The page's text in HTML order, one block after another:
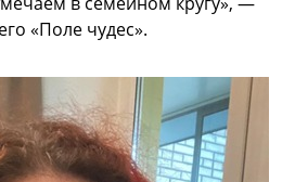
«Поле чудес».